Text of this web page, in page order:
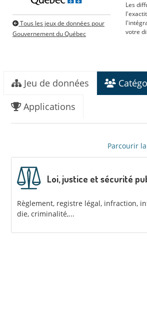
Tous les jeux de données pour
Gouvernement du Québec
Les
votre
Jeu de données
Applications
Parcourir
Loi, justice et sécurité
Règlement, registre légal, infraction,
die, criminalité,...